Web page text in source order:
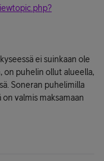
ei suinkaan ole
on puhelin ollut alueella,
Soneran puhelimilla
valmis maksamaan